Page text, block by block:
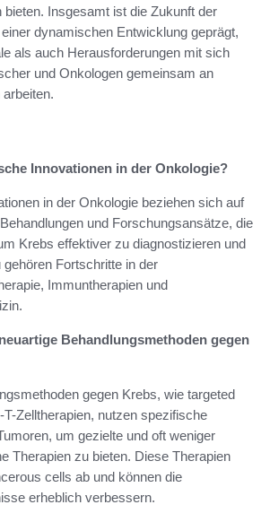
bieten. Insgesamt ist die Zukunft der
dynamischen Entwicklung geprägt,
als auch Herausforderungen mit sich
und Onkologen gemeinsam an
Innovationen in der Onkologie?
in der Onkologie beziehen sich auf
und Forschungsansätze, die
Krebs effektiver zu diagnostizieren und
Fortschritte in der
Immuntherapien und
Behandlungsmethoden gegen
gegen Krebs, wie targeted
Zelltherapien, nutzen spezifische
um gezielte und oft weniger
Therapien zu bieten. Diese Therapien
cells ab und können die
erheblich verbessern.